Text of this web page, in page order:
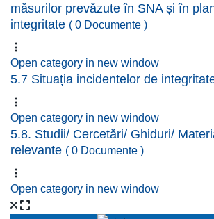
măsurilor prevăzute în SNA și în
integritate ( 0 Documente )
Open category in new window
5.7 Situația incidentelor de
Open category in new window
5.8. Studii/ Cercetări/ Ghiduri/
relevante ( 0 Documente )
Open category in new window